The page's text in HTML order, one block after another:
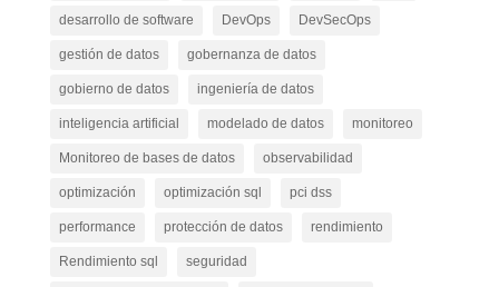
desarrollo de software DevOps DevSecOps
gestión de datos gobernanza de datos
gobierno de datos ingeniería de datos
inteligencia artificial modelado de datos monitoreo
Monitoreo de bases de datos observabilidad
optimización optimización sql pci dss
performance protección de datos rendimiento
Rendimiento sql seguridad